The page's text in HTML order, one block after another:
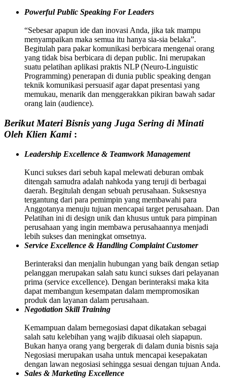
Powerful Public Speaking For Leaders
“Sebesar apapun ide dan inovasi Anda, jika tak mampu
menyampaikan maka semua itu hanya sia-sia belaka”.
Begitulah para pakar komunikasi berbicara mengenai orang
yang tidak bisa berbicara di depan public. Ini merupakan
suatu pelatihan aplikasi praktis NLP (Neuro-Linguistic
Programming) penerapan di dunia public speaking dengan
teknik komunikasi persuasif agar dapat presentasi yang
memukau, menarik dan menggerakkan pikiran bawah sadar
orang lain (audience).
Berikut Materi Bisnis yang Juga Sering di Minati
Oleh Klien Kami:
Leadership Excellence & Teamwork Management
Kunci sukses dari sebuh kapal melewati deburan ombak
ditengah samudra adalah nahkoda yang teruji di berbagai
daerah. Begitulah dengan sebuah perusahaan. Suksesnya
tergantung dari para pemimpin yang membawahi para
Anggotanya menuju tujuan mencapai target perusahaan. Dan
Pelatihan ini di design unik dan khusus untuk para pimpinan
perusahaan yang ingin membawa perusahaannya menjadi
lebih sukses dan meningkat omsetnya.
Service Excellence & Handling Complaint Customer
Berinteraksi dan menjalin hubungan yang baik dengan setiap
pelanggan merupakan salah satu kunci sukses dari pelayanan
prima (service excellence). Dengan berinteraksi maka kita
dapat membangun kesempatan dalam mempromosikan
produk dan layanan dalam perusahaan.
Negotiation Skill Training
Kemampuan dalam bernegosiasi dapat dikatakan sebagai
salah satu kelebihan yang wajib dikuasai oleh siapapun.
Bukan hanya orang yang bergerak di dalam dunia bisnis saja
Negosiasi merupakan usaha untuk mencapai kesepakatan
dengan lawan negosiasi sehingga sesuai dengan tujuan Anda.
Sales & Marketing Excellence